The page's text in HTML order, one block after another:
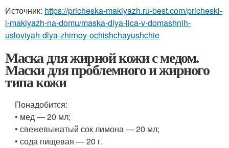
Источник: https://pricheska-makiyazh.ru-best.com/pricheski-
i-makiyazh-na-domu/maska-dlya-lica-v-domashnih-
usloviyah-dlya-zhirnoy-ochishchayushchie
Маска для жирной кожи с медом.
Маски для проблемного и жирного
типа кожи
Понадобится:
• мед — 20 мл;
• свежевыжатый сок лимона — 20 мл;
• сода пищевая — 20 г.